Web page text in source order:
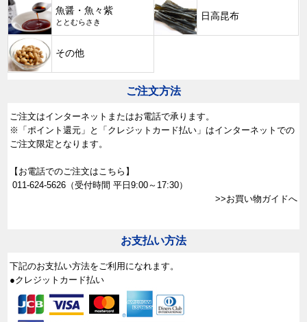
魚醤・魚々紫
ととむらさき
日高昆布
その他
ご注文方法
ご注文はインターネットまたはお電話で承ります。
※「ポイント還元」と「クレジットカード払い」はインターネットでの
ご注文限定となります。
【お電話でのご注文はこちら】
011-624-5626 （受付時間 平日9:00～17:30）
>>お買い物ガイドへ
お支払い方法
下記のお支払い方法をご利用になれます。
●クレジットカード払い